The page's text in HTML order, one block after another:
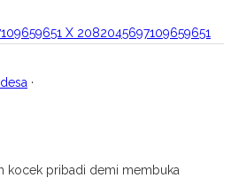
X 2082045697109659651
·
kocek pribadi demi membuka